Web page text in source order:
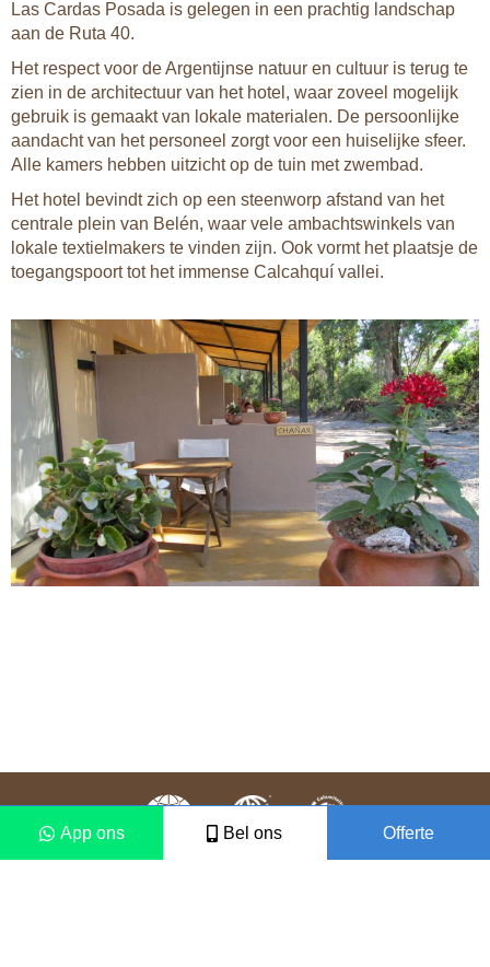
Las Cardas Posada is gelegen in een prachtig landschap
aan de Ruta 40.
Het respect voor de Argentijnse natuur en cultuur is terug te
zien in de architectuur van het hotel, waar zoveel mogelijk
gebruik is gemaakt van lokale materialen. De persoonlijke
aandacht van het personeel zorgt voor een huiselijke sfeer.
Alle kamers hebben uitzicht op de tuin met zwembad.
Het hotel bevindt zich op een steenworp afstand van het
centrale plein van Belén, waar vele ambachtswinkels van
lokale textielmakers te vinden zijn. Ook vormt het plaatsje de
toegangspoort tot het immense Calcahquí vallei.
App ons Bel ons Offerte